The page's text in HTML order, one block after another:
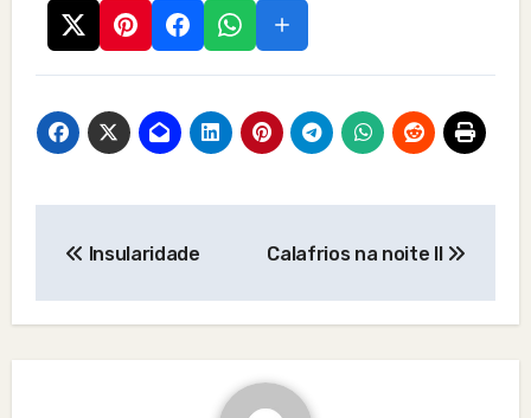
Insularidade Calafrios na noite II